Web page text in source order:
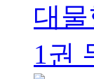
대
1권